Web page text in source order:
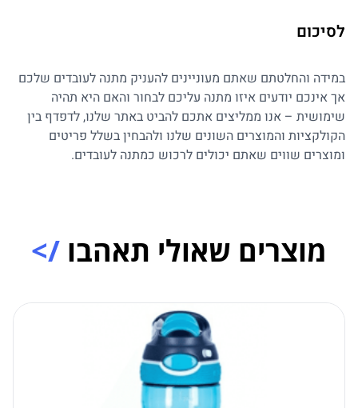
לסיכום
במידה והחלטתם שאתם מעוניינים להעניק מתנה לעובדים שלכם
אך אינכם יודעים איזו מתנה עליכם לבחור והאם היא תהיה
שימושית – אנו ממליצים אתכם להביט באתר שלנו, לדפדף בין
הקולקציות והמוצרים השונים שלנו ולהבחין בשלל פריטים
ומוצרים שווים שאתם יכולים לרכוש כמתנה לעובדים.
מוצרים שאולי תאהבו />